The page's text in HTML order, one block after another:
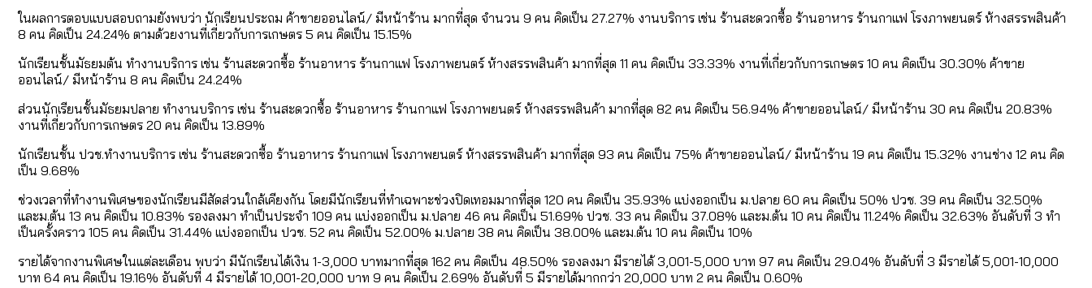
ในผลการตอบแบบสอบถามยังพบว่า นักเรียนประถม ค้าขายออนไลน์/ มีหน้าร้าน มากที่สุด จำนวน 9 คน คิดเป็น 27.27% งานบริการ เช่น ร้านสะดวกซื้อ ร้านอาหาร ร้านกาแฟ โรงภาพยนตร์ ห้างสรรพสินค้า
8 คน คิดเป็น 24.24% ตามด้วยงานที่เกี่ยวกับการเกษตร 5 คน คิดเป็น 15.15%
นักเรียนชั้นมัธยมต้น ทำงานบริการ เช่น ร้านสะดวกซื้อ ร้านอาหาร ร้านกาแฟ โรงภาพยนตร์ ห้างสรรพสินค้า มากที่สุด 11 คน คิดเป็น 33.33% งานที่เกี่ยวกับการเกษตร 10 คน คิดเป็น 30.30% ค้าขาย
ออนไลน์/ มีหน้าร้าน 8 คน คิดเป็น 24.24%
ส่วนนักเรียนชั้นมัธยมปลาย ทำงานบริการ เช่น ร้านสะดวกซื้อ ร้านอาหาร ร้านกาแฟ โรงภาพยนตร์ ห้างสรรพสินค้า มากที่สุด 82 คน คิดเป็น 56.94% ค้าขายออนไลน์/ มีหน้าร้าน 30 คน คิดเป็น 20.83%
งานที่เกี่ยวกับการเกษตร 20 คน คิดเป็น 13.89%
นักเรียนชั้น ปวช.ทำงานบริการ เช่น ร้านสะดวกซื้อ ร้านอาหาร ร้านกาแฟ โรงภาพยนตร์ ห้างสรรพสินค้า มากที่สุด 93 คน คิดเป็น 75% ค้าขายออนไลน์/ มีหน้าร้าน 19 คน คิดเป็น 15.32% งานช่าง 12 คน คิด
เป็น 9.68%
ช่วงเวลาที่ทำงานพิเศษของนักเรียนมีสัดส่วนใกล้เคียงกัน โดยมีนักเรียนที่ทำเฉพาะช่วงปิดเทอมมากที่สุด 120 คน คิดเป็น 35.93% แบ่งออกเป็น ม.ปลาย 60 คน คิดเป็น 50% ปวช. 39 คน คิดเป็น 32.50%
และม.ต้น 13 คน คิดเป็น 10.83% รองลงมา ทำเป็นประจำ 109 คน แบ่งออกเป็น ม.ปลาย 46 คน คิดเป็น 51.69% ปวช. 33 คน คิดเป็น 37.08% และม.ต้น 10 คน คิดเป็น 11.24% คิดเป็น 32.63% อันดับที่ 3 ทำ
เป็นครั้งคราว 105 คน คิดเป็น 31.44% แบ่งออกเป็น ปวช. 52 คน คิดเป็น 52.00% ม.ปลาย 38 คน คิดเป็น 38.00% และม.ต้น 10 คน คิดเป็น 10%
รายได้จากงานพิเศษในแต่ละเดือน พบว่า มีนักเรียนได้เงิน 1-3,000 บาทมากที่สุด 162 คน คิดเป็น 48.50% รองลงมา มีรายได้ 3,001-5,000 บาท 97 คน คิดเป็น 29.04% อันดับที่ 3 มีรายได้ 5,001-10,000
บาท 64 คน คิดเป็น 19.16% อันดับที่ 4 มีรายได้ 10,001-20,000 บาท 9 คน คิดเป็น 2.69% อันดับที่ 5 มีรายได้มากกว่า 20,000 บาท 2 คน คิดเป็น 0.60%